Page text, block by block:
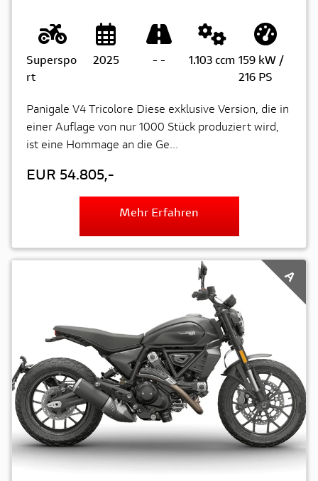
Superspo
rt
2025 - - 1.103 ccm 159 kW /
216 PS
Panigale V4 Tricolore Diese exklusive Version, die in
einer Auflage von nur 1000 Stück produziert wird,
ist eine Hommage an die Ge...
EUR 54.805,-
Mehr Erfahren
A